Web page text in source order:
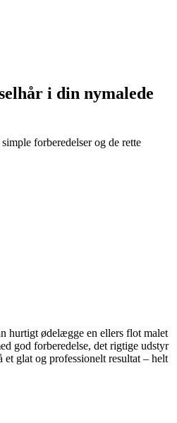
i din nymalede
forberedelser og de rette
hurtigt ødelægge en ellers flot malet
god forberedelse, det rigtige udstyr
glat og professionelt resultat – helt